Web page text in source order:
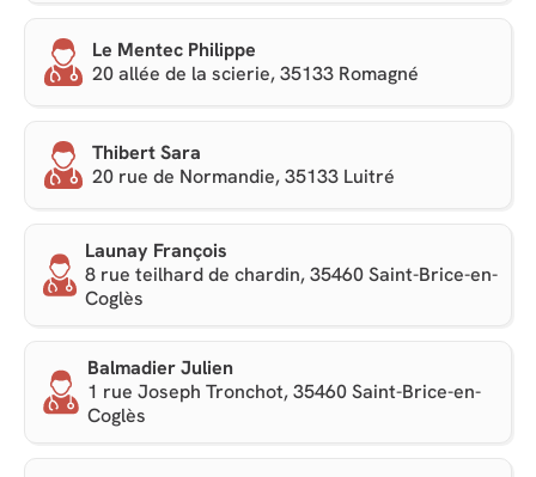
Le Mentec Philippe
20 allée de la scierie, 35133 Romagné
Thibert Sara
20 rue de Normandie, 35133 Luitré
Launay François
8 rue teilhard de chardin, 35460 Saint-Brice-en-
Coglès
Balmadier Julien
1 rue Joseph Tronchot, 35460 Saint-Brice-en-
Coglès